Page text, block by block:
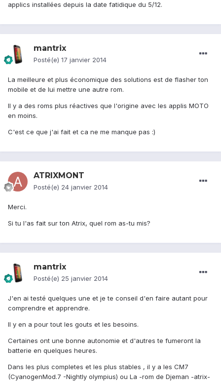
applics installées depuis la date fatidique du 5/12.
mantrix
Posté(e) 17 janvier 2014
La meilleure et plus économique des solutions est de flasher ton
mobile et de lui mettre une autre rom.
Il y a des roms plus réactives que l'origine avec les applis MOTO
en moins.
C'est ce que j'ai fait et ca ne me manque pas :)
ATRIXMONT
Posté(e) 24 janvier 2014
Merci.
Si tu l'as fait sur ton Atrix, quel rom as-tu mis?
mantrix
Posté(e) 25 janvier 2014
J'en ai testé quelques une et je te conseil d'en faire autant pour
comprendre et apprendre.
Il y en a pour tout les gouts et les besoins.
Certaines ont une bonne autonomie et d'autres te fumeront la
batterie en quelques heures.
Dans les plus completes et les plus stables , il y a les CM7
(CyanogenMod.7 -Nightly olympius) ou La -rom de Djeman -atrix-